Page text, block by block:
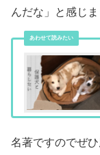
んだな」と感じま
名著ですのでぜ